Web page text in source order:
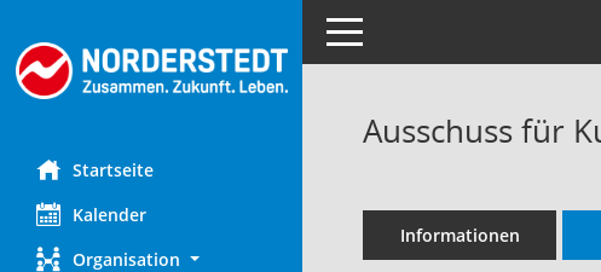
Startseite
Kalender
Organisation
Toggle navigation
Ausschuss für
Informationen